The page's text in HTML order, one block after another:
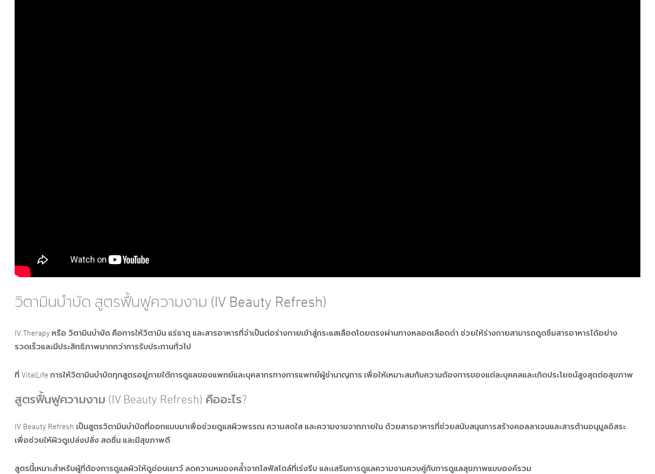
วิตามินบำบัด สูตรฟื้นฟูความงาม (IV Beauty Refresh)
IV Therapy หรือ วิตามินบำบัด คือการให้วิตามิน แร่ธาตุ และสารอาหารที่จำเป็นต่อร่างกายเข้าสู่กระแสเลือดโดยตรงผ่านทางหลอดเลือดดำ ช่วยให้ร่างกายสามารถดูดซึมสารอาหารได้อย่าง
รวดเร็วและมีประสิทธิภาพมากกว่าการรับประทานทั่วไป
ที่ VitalLife การให้วิตามินบำบัดทุกสูตรอยู่ภายใต้การดูแลของแพทย์และบุคลากรทางการแพทย์ผู้ชำนาญการ เพื่อให้เหมาะสมกับความต้องการของแต่ละบุคคลและเกิดประโยชน์สูงสุดต่อสุขภาพ
สูตรฟื้นฟูความงาม (IV Beauty Refresh) คืออะไร?
IV Beauty Refresh เป็นสูตรวิตามินบำบัดที่ออกแบบมาเพื่อช่วยดูแลผิวพรรณ ความสดใส และความงามจากภายใน ด้วยสารอาหารที่ช่วยสนับสนุนการสร้างคอลลาเจนและสารต้านอนุมูลอิสระ
เพื่อช่วยให้ผิวดูเปล่งปลั่ง สดชื่น และมีสุขภาพดี
สูตรนี้เหมาะสำหรับผู้ที่ต้องการดูแลผิวให้ดูอ่อนเยาว์ ลดความหมองคล้ำจากไลฟ์สไตล์ที่เร่งรีบ และเสริมการดูแลความงามควบคู่กับการดูแลสุขภาพแบบองค์รวม